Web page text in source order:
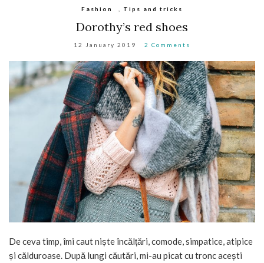
Fashion , Tips and tricks
Dorothy’s red shoes
12 January 2019 2 Comments
De ceva timp, îmi caut niște încălțări, comode, simpatice, atipice
și călduroase. După lungi căutări, mi-au picat cu tronc acești